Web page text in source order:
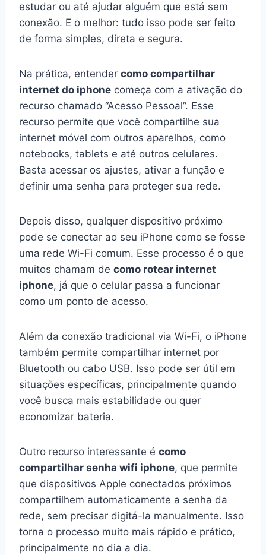
estudar ou até ajudar alguém que está sem
conexão. E o melhor: tudo isso pode ser feito
de forma simples, direta e segura.
Na prática, entender como compartilhar
internet do iphone começa com a ativação do
recurso chamado “Acesso Pessoal”. Esse
recurso permite que você compartilhe sua
internet móvel com outros aparelhos, como
notebooks, tablets e até outros celulares.
Basta acessar os ajustes, ativar a função e
definir uma senha para proteger sua rede.
Depois disso, qualquer dispositivo próximo
pode se conectar ao seu iPhone como se fosse
uma rede Wi-Fi comum. Esse processo é o que
muitos chamam de como rotear internet
iphone, já que o celular passa a funcionar
como um ponto de acesso.
Além da conexão tradicional via Wi-Fi, o iPhone
também permite compartilhar internet por
Bluetooth ou cabo USB. Isso pode ser útil em
situações específicas, principalmente quando
você busca mais estabilidade ou quer
economizar bateria.
Outro recurso interessante é como
compartilhar senha wifi iphone, que permite
que dispositivos Apple conectados próximos
compartilhem automaticamente a senha da
rede, sem precisar digitá-la manualmente. Isso
torna o processo muito mais rápido e prático,
principalmente no dia a dia.